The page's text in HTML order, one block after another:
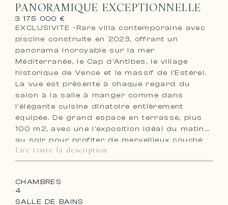
PANORAMIQUE EXCEPTIONNELLE
3 175 000 €
EXCLUSIVITE -Rare villa contemporaine avec
piscine construite en 2023, offrant un
panorama incroyable sur la mer
Méditerranée, le Cap d’Antibes, le village
historique de Vence et le massif de l’Estérel.
La vue est présente à chaque regard du
salon à la salle à manger comme dans
l’élégante cuisine dînatoire entièrement
équipée. De grand espace en terrasse, plus
100 m2, avec une l’exposition idéal du matin
au soir pour profiter de merveilleux couché
de soleil. Réf PIL-00235
La villa comprend au total quatre chambres
comme le chauffage au sol via une pompe à
Lire toute la description
CHAMBRES
4
SALLE DE BAINS